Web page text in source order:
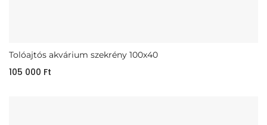
Tolóajtós akvárium szekrény 100x40
105 000 Ft